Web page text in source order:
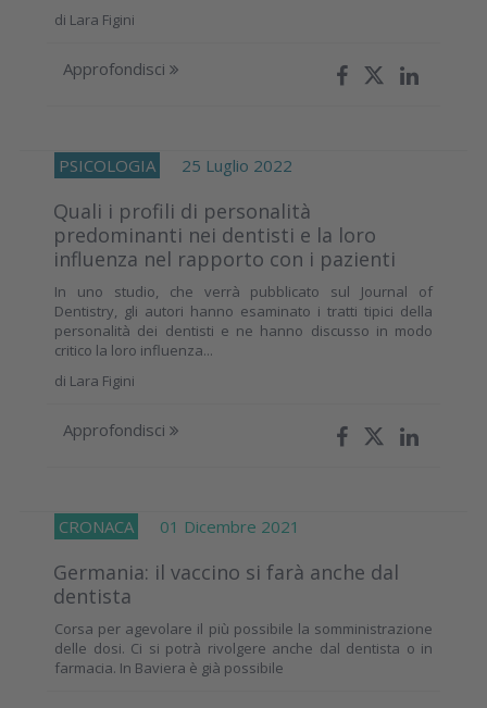
di Lara Figini
Approfondisci
PSICOLOGIA 25 Luglio 2022
Quali i profili di personalità
predominanti nei dentisti e la loro
influenza nel rapporto con i pazienti
In uno studio, che verrà pubblicato sul Journal of
Dentistry, gli autori hanno esaminato i tratti tipici della
personalità dei dentisti e ne hanno discusso in modo
critico la loro influenza...
di Lara Figini
Approfondisci
CRONACA 01 Dicembre 2021
Germania: il vaccino si farà anche dal
dentista
Corsa per agevolare il più possibile la somministrazione
delle dosi. Ci si potrà rivolgere anche dal dentista o in
farmacia. In Baviera è già possibile